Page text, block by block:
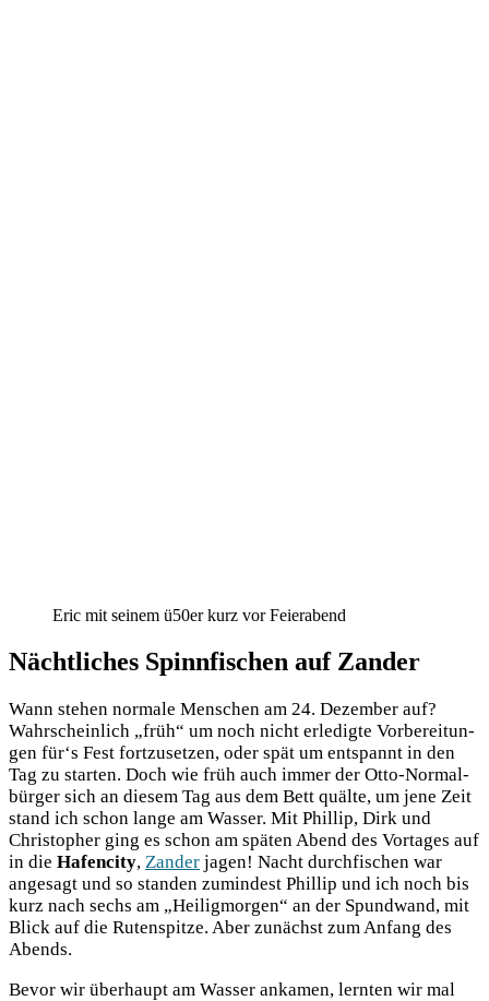
Eric mit seinem ü50er kurz vor Feierabend
Nächtliches Spinnfischen auf Zander
Wann ste­hen nor­ma­le Men­schen am 24. Dezem­ber auf?
Wahr­schein­lich „früh“ um noch nicht erle­dig­te Vor­be­rei­tun­
gen für‘s Fest fort­zu­set­zen, oder spät um ent­spannt in den
Tag zu star­ten. Doch wie früh auch immer der Otto-Nor­mal­
bür­ger sich an die­sem Tag aus dem Bett quäl­te, um jene Zeit
stand ich schon lan­ge am Was­ser. Mit Phil­lip, Dirk und
Chris­to­pher ging es schon am spä­ten Abend des Vor­ta­ges auf
in die Hafen­ci­ty, Zan­der jagen! Nacht durch­fi­schen war
ange­sagt und so stan­den zumin­dest Phil­lip und ich noch bis
kurz nach sechs am „Hei­lig­mor­gen“ an der Spund­wand, mit
Blick auf die Ruten­spit­ze. Aber zunächst zum Anfang des
Abends.
Bevor wir über­haupt am Was­ser anka­men, lern­ten wir mal